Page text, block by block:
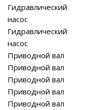
Гидравлический
насос
Гидравлический
насос
Приводной вал
Приводной вал
Приводной вал
Приводной вал
Приводной вал